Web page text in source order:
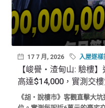
17 7 月, 2026 入屋逐樣
【峻譽‧渣甸山: 驗樓
高達$14,000，實測交
《胡‧說樓市》客觀直擊大